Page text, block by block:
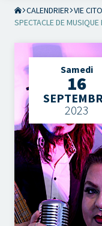
CALENDRIER VIE
SPECTACLE DE
Samedi
16
2023